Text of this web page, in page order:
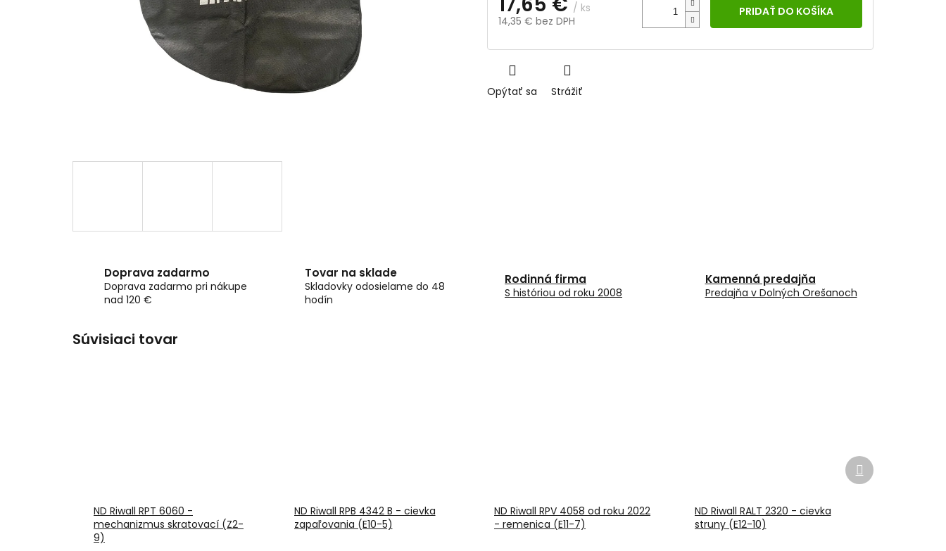
/ ks
14,35 € bez DPH
cena:
PRIDAŤ DO KOŠÍKA
Opýtať sa Strážiť
Doprava zadarmo
Doprava zadarmo pri nákupe
nad 120 €
Tovar na sklade
Skladovky odosielame do 48
hodín
Rodinná firma
S históriou od roku 2008
Kamenná predajňa
Predajňa v Dolných Orešanoch
Súvisiaci tovar
ND Riwall RPT 6060 -
mechanizmus skratovací (Z2-
9)
ND Riwall RPB 4342 B - cievka
zapaľovania (E10-5)
ND Riwall RPV 4058 od roku 2022
- remenica (E11-7)
ND Riwall RALT 2320 - cievka
struny (E12-10)
Ďalší
produkt